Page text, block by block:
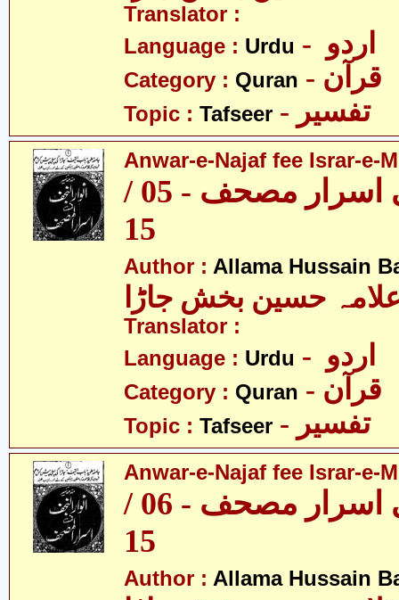
Translator :
Language : Urdu
Category : Quran - قرآن
Topic : Tafseer - تفسیر
Anwar-e-Najaf fee Israr-e-
انوار نجف فی اسرار مصحف - 05 /
15
Author : Allama Hussain
حسین بخش جاڑا
Translator :
Language : Urdu
Category : Quran - قرآن
Topic : Tafseer - تفسیر
Anwar-e-Najaf fee Israr-e-
انوار نجف فی اسرار مصحف - 06 /
15
Author : Allama Hussain